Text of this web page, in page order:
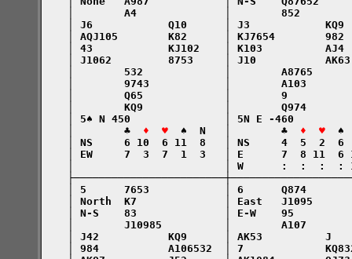
│        A4              │        852
│ J6            Q10      │ J3
│ AQJ105        K82      │ KJ7654
│ 43            KJ102    │ K103
│ J1062         8753     │ J10
│        532             │        A8765
│        9743            │        A103
│        Q65             │        9
│        KQ9             │        Q974
│ 5♠ N 450               │ 5N E -460
    │        ♣
♦  ♥
  ♠  N   │        ♣
♦  ♥
♠
│ NS     6 10  6 11  8   │ NS     4  5  2
│ EW     7  3  7  1  3   │ E      7  8 11
│                        │ W      :  :  :
│ 5      7653            │ 6      Q874
│ North  K7              │ East   J1095
│ N-S    83              │ E-W    95
│        J10985          │        A107
│ J42           KQ9      │ AK53          J
│ 984           A106532  │ 7